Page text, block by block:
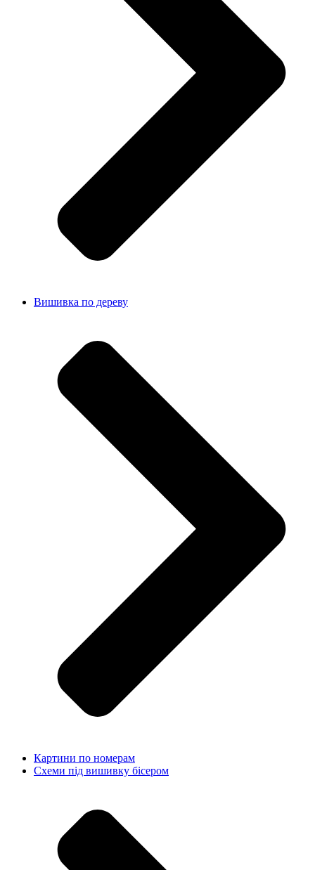
Вишивка по дереву
Картини по номерам
Схеми під вишивку бісером